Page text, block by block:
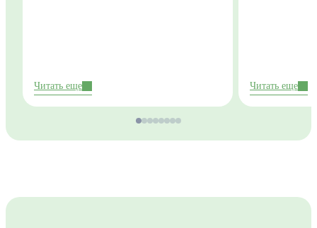
Читать еще Читать еще